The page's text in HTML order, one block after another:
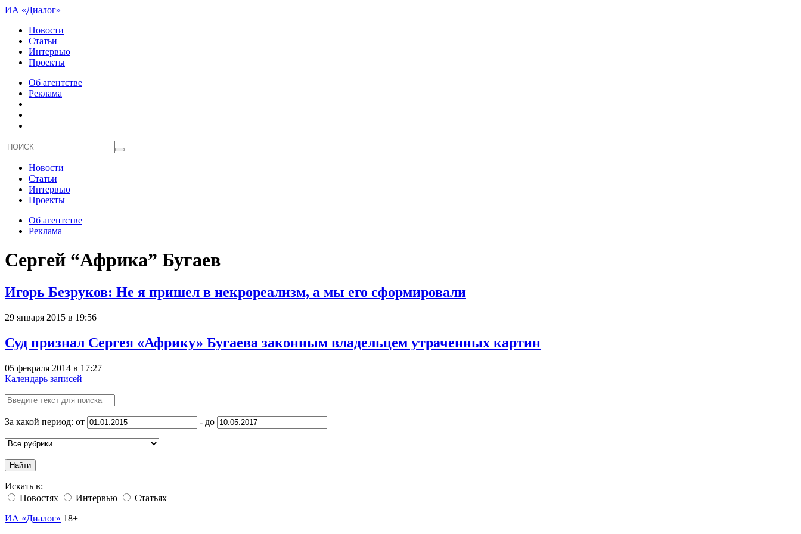
ИА «Диалог»
Новости
Статьи
Интервью
Проекты
Об агентстве
Реклама
Новости
Статьи
Интервью
Проекты
Об агентстве
Реклама
Сергей “Африка” Бугаев
Игорь Безруков: Не я пришел в некрореализм, а мы его сформировали
29 января 2015 в 19:56
Суд признал Сергея «Африку» Бугаева законным владельцем утраченных картин
05 февраля 2014 в 17:27
Календарь записей
За какой период: от - до
Найти
Искать в:
Новостях
Интервью
Статьях
ИА «Диалог» 18+